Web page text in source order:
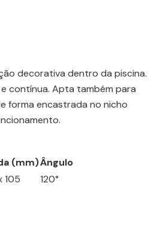
decorativa dentro da piscina.
contínua. Apta também para
forma encastrada no nicho
(mm)Ângulo
105 120°